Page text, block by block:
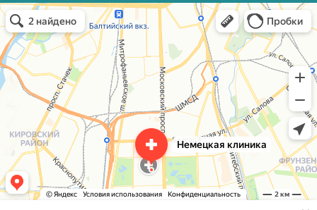
Немецкая семейная клиника
Медцентр, клиника в Санкт‑Петербурге
Травмпункт в Санкт‑Петербурге